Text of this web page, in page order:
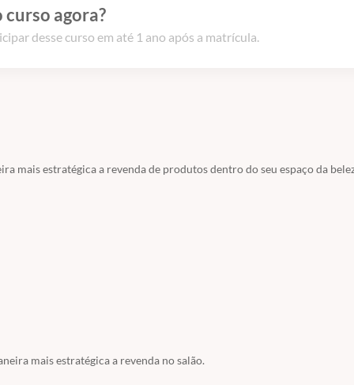
curso agora?
desse curso em até 1 ano após a matrícula.
mais estratégica a revenda de produtos dentro do seu espaço da
mais estratégica a revenda no salão.